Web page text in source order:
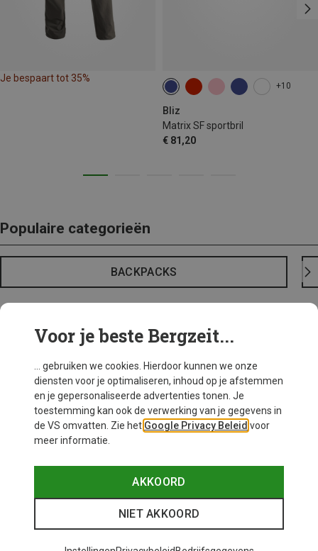
Je bespaart tot 35%
+10
Bliz
Matrix SF sportbril
€ 81,20
Populaire categorieën
BACKPACKS
Voor je beste Bergzeit...
... gebruiken we cookies. Hierdoor kunnen we onze
diensten voor je optimaliseren, inhoud op je afstemmen
en je gepersonaliseerde advertenties tonen. Je
toestemming kan ook de verwerking van je gegevens in
de VS omvatten. Zie het Google Privacy Beleid voor
meer informatie.
AKKOORD
NIET AKKOORD